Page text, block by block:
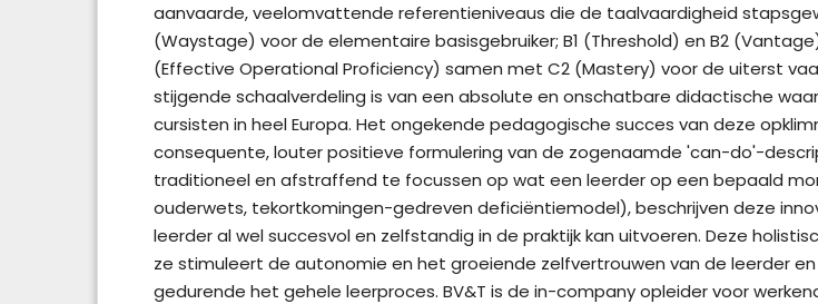
aanvaarde, veelomvattende referentieniveaus die de taalvaardigheid
(Waystage) voor de elementaire basisgebruiker; B1 (Threshold) en B2
(Effective Operational Proficiency) samen met C2 (Mastery) voor de uiterst
stijgende schaalverdeling is van een absolute en onschatbare didactische
cursisten in heel Europa. Het ongekende pedagogische succes van deze
consequente, louter positieve formulering van de zogenaamde 'can-do'-
traditioneel en afstraffend te focussen op wat een leerder op een bepaald
ouderwets, tekortkomingen-gedreven deficiëntiemodel), beschrijven deze
leerder al wel succesvol en zelfstandig in de praktijk kan uitvoeren. Deze
ze stimuleert de autonomie en het groeiende zelfvertrouwen van de leerder
gedurende het gehele leerproces. BV&T is de in-company opleider voor